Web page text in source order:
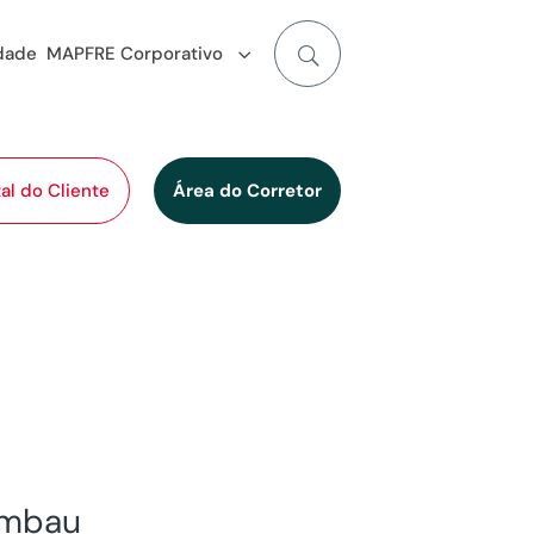
MAPFRE Corporativo
do Cliente Área do Corretor